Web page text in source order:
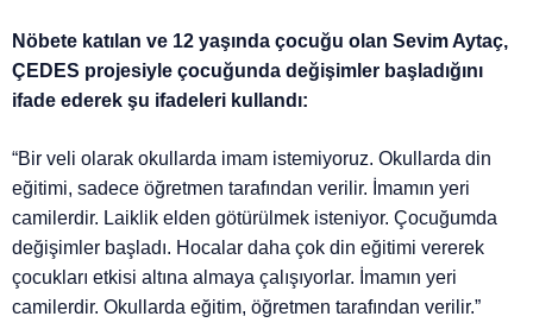
Nöbete katılan ve 12 yaşında çocuğu olan Sevim Aytaç,
ÇEDES projesiyle çocuğunda değişimler başladığını
ifade ederek şu ifadeleri kullandı:
“Bir veli olarak okullarda imam istemiyoruz. Okullarda din
eğitimi, sadece öğretmen tarafından verilir. İmamın yeri
camilerdir. Laiklik elden götürülmek isteniyor. Çocuğumda
değişimler başladı. Hocalar daha çok din eğitimi vererek
çocukları etkisi altına almaya çalışıyorlar. İmamın yeri
camilerdir. Okullarda eğitim, öğretmen tarafından verilir.”